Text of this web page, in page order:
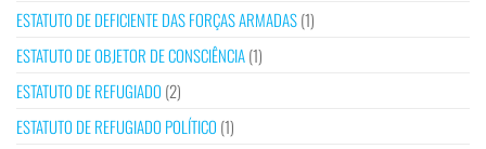
ESTATUTO DE DEFICIENTE DAS FORÇAS ARMADAS(1)
ESTATUTO DE OBJETOR DE CONSCIÊNCIA(1)
ESTATUTO DE REFUGIADO (2)
ESTATUTO DE REFUGIADO POLÍTICO (1)